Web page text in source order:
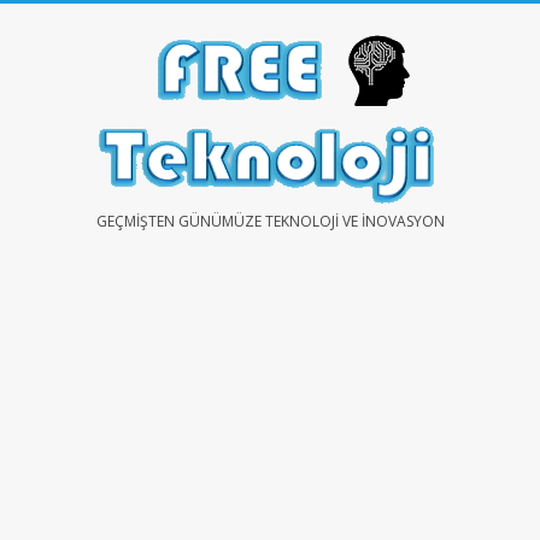
FREEGEÇMIŞTEN GÜNÜMÜZE TEKNOLOJI VE İNOVASYON